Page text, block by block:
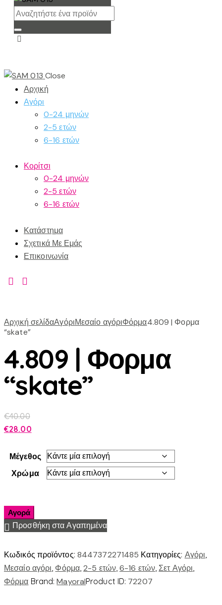
Close
Αρχική
Αγόρι
0-24 μηνών
2-5 ετών
6-16 ετών
Κορίτσι
0-24 μηνών
2-5 ετών
6-16 ετών
Κατάστημα
Σχετικά Με Εμάς
Επικοινωνία
Αρχική σελίδαΑγόριΜεσαίο αγόριΦόρμα4.809 | Φορμα
“skate”
4.809 | Φορμα
“skate”
€40.00
€28.00
Μέγεθος
Χρώμα
Αγορά
Προσθήκη στα Αγαπημένα
Κωδικός προϊόντος: 8447372271485 Κατηγορίες: Αγόρι,
Μεσαίο αγόρι, Φόρμα,2-5 ετών,6-16 ετών,Σετ Αγόρι,
Φόρμα Brand:MayoralProduct ID: 72207